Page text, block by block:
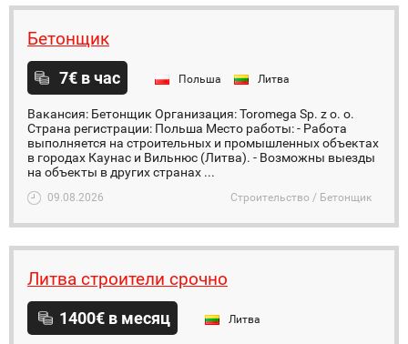
Бетонщик
7€ в час Польша Литва
Вакансия: Бетонщик Организация: Toromega Sp. z o. o.
Страна регистрации: Польша Место работы: - Работа
выполняется на строительных и промышленных объектах
в городах Каунас и Вильнюс (Литва). - Возможны выезды
на объекты в других странах ...
09.08.2026 Строительство / Бетонщик
Литва строители срочно
1400€ в месяц Литва